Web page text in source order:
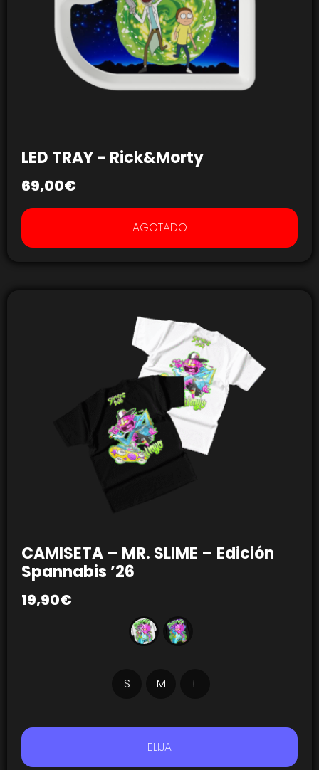
LED TRAY - Rick&Morty
69,00€
AGOTADO
CAMISETA – MR. SLIME – Edición
Spannabis ’26
19,90€
S M L
ELIJA